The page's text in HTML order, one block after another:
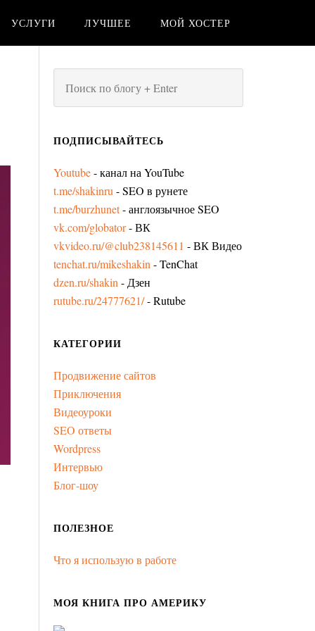
УСЛУГИ ЛУЧШЕЕ МОЙ ХОСТЕР
ПОДПИСЫВАЙТЕСЬ
Youtube- канал на YouTube
t.me/shakinru - SEO в рунете
t.me/burzhunet- англоязычное SEO
vk.com/globator- ВК
vkvideo.ru/@club238145611 - ВК Видео
tenchat.ru/mikeshakin - TenChat
dzen.ru/shakin - Дзен
rutube.ru/24777621/- Rutube
КАТЕГОРИИ
Продвижение сайтов
Приключения
Видеоуроки
SEO ответы
Wordpress
Интервью
Блог-шоу
ПОЛЕЗНОЕ
Что я использую в работе
МОЯ КНИГА ПРО АМЕРИКУ